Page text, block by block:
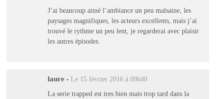
J’ai beaucoup aimé l’ambiance un peu malsaine, les
paysages magnifiques, les acteurs excellents, mais j’ai
trouvé le rythme un peu lent, je regarderai avec plaisir
les autres épisodes.
laure - Le 15 février 2016 à 09h40
La serie trapped est tres bien mais trop tard dans la